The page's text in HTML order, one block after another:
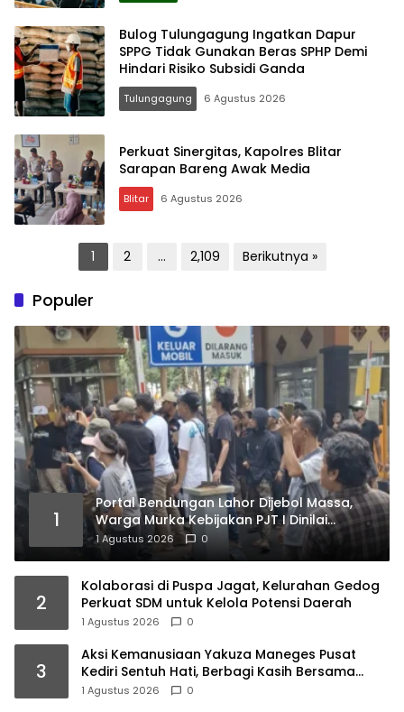
Bulog Tulungagung Ingatkan Dapur
SPPG Tidak Gunakan Beras SPHP Demi
Hindari Risiko Subsidi Ganda
Tulungagung 6 Agustus 2026
Perkuat Sinergitas, Kapolres Blitar
Sarapan Bareng Awak Media
Blitar 6 Agustus 2026
Paginasi1 2 … 2,109 Berikutnya »
Populer
1
Portal Bendungan Lahor Dijebol Massa,
Warga Murka Kebijakan PJT I Dinilai
Matikan Ekonomi Rakyat
1 Agustus 2026 0
2
Kolaborasi di Puspa Jagat, Kelurahan Gedog
Perkuat SDM untuk Kelola Potensi Daerah
1 Agustus 2026 0
3
Aksi Kemanusiaan Yakuza Maneges Pusat
Kediri Sentuh Hati, Berbagi Kasih Bersama
Lansia di Panti Jompo Akar Kasih Pare
1 Agustus 2026 0